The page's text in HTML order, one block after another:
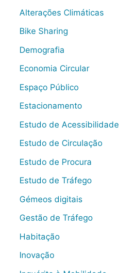
Alterações Climáticas
Bike Sharing
Demografia
Economia Circular
Espaço Público
Estacionamento
Estudo de Acessibilidade
Estudo de Circulação
Estudo de Procura
Estudo de Tráfego
Gémeos digitais
Gestão de Tráfego
Habitação
Inovação